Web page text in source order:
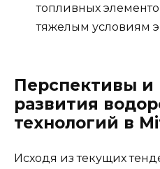
топливных
тяжелым условиям
Перспективы и
развития
технологий в
Исходя из текущих